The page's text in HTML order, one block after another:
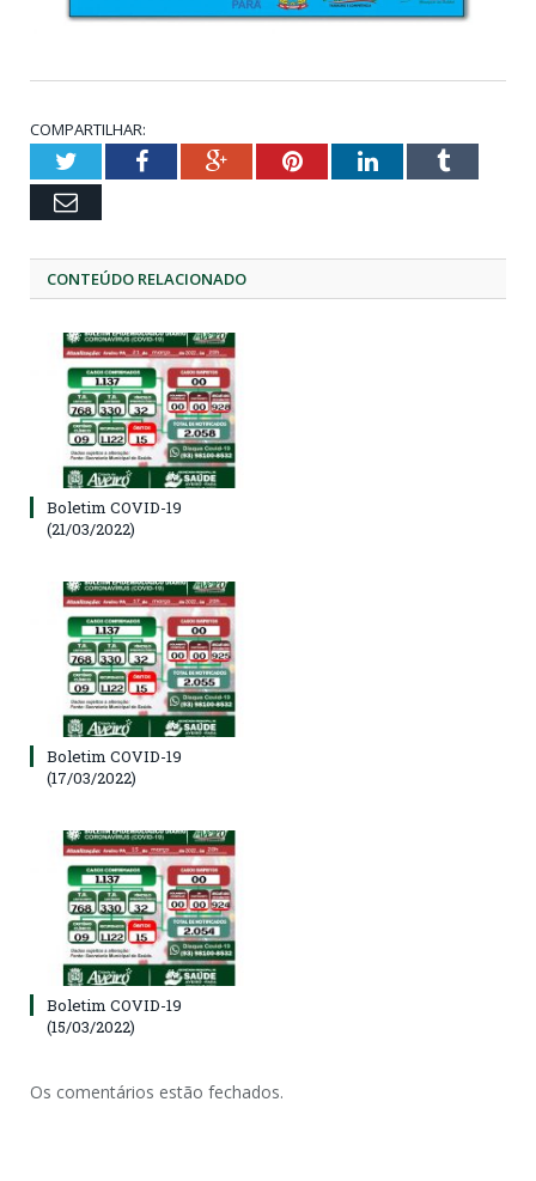
COMPARTILHAR:
TwitterFacebookGoogle+PinterestLinkedInTumblr
Email
CONTEÚDO RELACIONADO
Boletim COVID-19
(21/03/2022)
Boletim COVID-19
(17/03/2022)
Boletim COVID-19
(15/03/2022)
Os comentários estão fechados.